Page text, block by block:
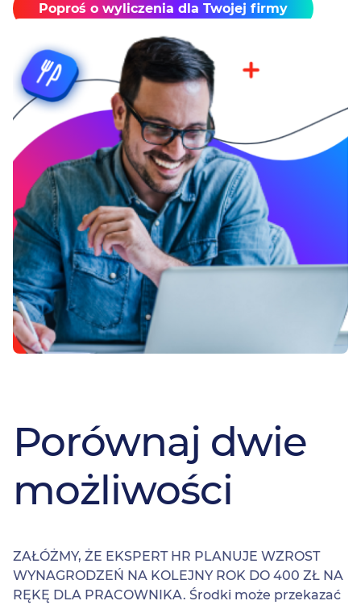
Poproś o wyliczenia dla Twojej firmy
Porównaj dwie
możliwości
ZAŁÓŻMY, ŻE EKSPERT HR PLANUJE WZROST
WYNAGRODZEŃ NA KOLEJNY ROK DO 400 ZŁ NA
RĘKĘ DLA PRACOWNIKA. Środki może przekazać